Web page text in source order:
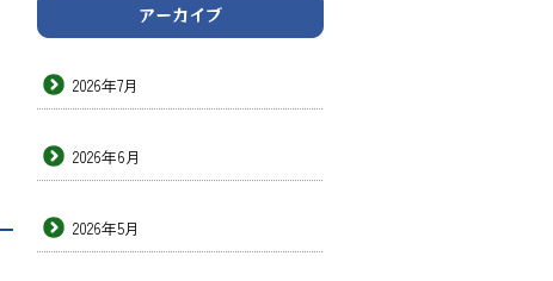
アーカイブ
2026年7月
2026年6月
2026年5月